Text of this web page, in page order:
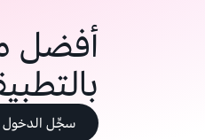
أفضل
سجِّل الدخول